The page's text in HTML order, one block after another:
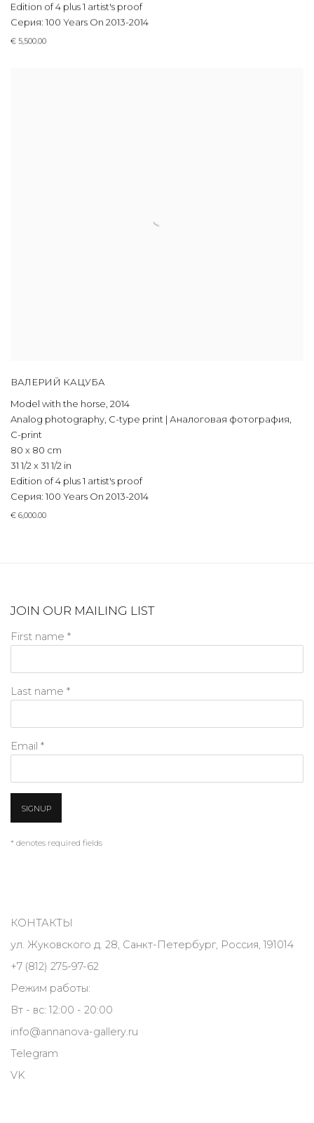
Edition of 4 plus 1 artist's proof
Серия: 100 Years On 2013-2014
€ 5,500.00
ВАЛЕРИЙ КАЦУБА
Model with the horse 2014
Analog photography, C-type print | Аналоговая фотография,
C-print
80 x 80 cm
31 1/2 x 31 1/2 in
Edition of 4 plus 1 artist's proof
Серия: 100 Years On 2013-2014
€ 6,000.00
JOIN OUR MAILING LIST
First name *
Last name *
Email *
SIGNUP
* denotes required fields
КОНТАКТЫ
ул. Жуковского д. 28, Санкт-Петербург, Россия, 191014
+7 (812) 275-97-62
Режим работы:
Вт - вс: 12:00 - 20:00
info@annanova-gallery.ru
Telegram
VK